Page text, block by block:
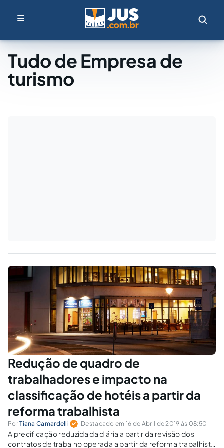
Tudo de Empresa de
turismo
Redução de quadro de
trabalhadores e impacto na
classificação de hotéis a partir da
reforma trabalhista
PorTiana Camardelli Destacado em 16 de Abril de 2019 às 08:50
A precificação reduzida da diária a partir da revisão dos
contratos de trabalho operada a partir da reforma trabalhista